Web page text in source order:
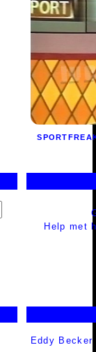
Help met
Eddy Becker